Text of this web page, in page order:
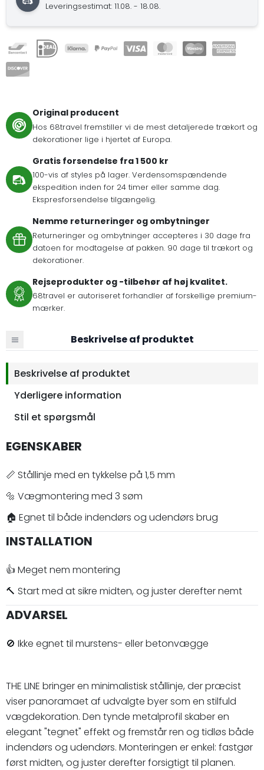
Leveringsestimat: 11.08. - 18.08.
Original producent
Hos 68travel fremstiller vi de mest detaljerede trækort og
dekorationer lige i hjertet af Europa.
Gratis forsendelse fra 1 500 kr
100-vis af styles på lager. Verdensomspændende
ekspedition inden for 24 timer eller samme dag.
Ekspresforsendelse tilgængelig.
Nemme returneringer og ombytninger
Returneringer og ombytninger accepteres i 30 dage fra
datoen for modtagelse af pakken. 90 dage til trækort og
dekorationer.
Rejseprodukter og -tilbehør af høj kvalitet.
68travel er autoriseret forhandler af forskellige premium-
mærker.
Beskrivelse af produktet
Beskrivelse af produktet
Yderligere information
Stil et spørgsmål
EGENSKABER
📏 Stållinje med en tykkelse på 1,5 mm
🔩 Vægmontering med 3 søm
🏠 Egnet til både indendørs og udendørs brug
INSTALLATION
👍 Meget nem montering
🔨 Start med at sikre midten, og juster derefter nemt
ADVARSEL
🚫 Ikke egnet til murstens- eller betonvægge
THE LINE bringer en minimalistisk stållinje, der præcist
viser panoramaet af udvalgte byer som en stilfuld
vægdekoration. Den tynde metalprofil skaber en
elegant "tegnet" effekt og fremstår ren og tidløs både
indendørs og udendørs. Monteringen er enkel: fastgør
først midten, og juster derefter forsigtigt til planen.